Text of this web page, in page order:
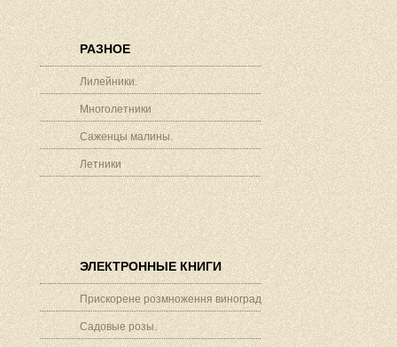
РАЗНОЕ
Лилейники.
Многолетники
Саженцы малины.
Летники
ЭЛЕКТРОННЫЕ КНИГИ
Прискорене розмноження винограду.
Садовые розы.